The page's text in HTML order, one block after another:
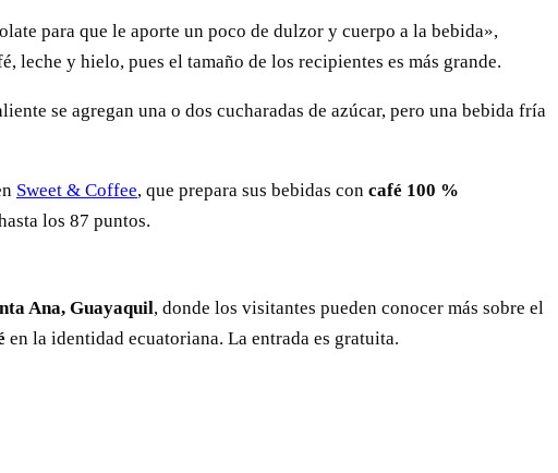
para que le aporte un poco de dulzor y cuerpo a la bebida»,
leche y hielo, pues el tamaño de los recipientes es más grande.
se agregan una o dos cucharadas de azúcar, pero una bebida fría
Sweet & Coffee, que prepara sus bebidas con café 100 %
los 87 puntos.
Ana, Guayaquil, donde los visitantes pueden conocer más sobre el
en la identidad ecuatoriana. La entrada es gratuita.